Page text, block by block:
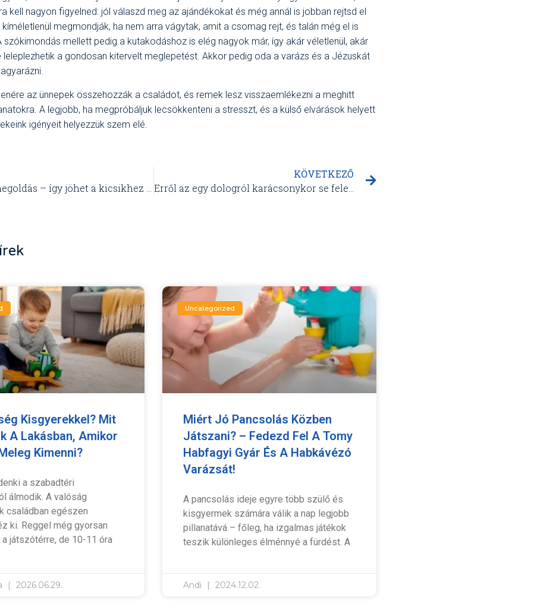
kell nagyon figyelned: jól válaszd meg az ajándékokat és még annál is jobban rejtsd el
megmondják, ha nem arra vágytak, amit a csomag rejt, és talán még el is
szókimondás mellett pedig a kutakodáshoz is elég nagyok már, így akár véletlenül, akár
leleplezhetik a gondosan kitervelt meglepetést. Akkor pedig oda a varázs és a Jézuskát
az ünnepek összehozzák a családot, és remek lesz visszaemlékezni a meghitt
A legjobb, ha megpróbáljuk lecsökkenteni a stresszt, és a külső elvárások helyett
igényeit helyezzük szem elé.
KÖVETKEZŐ
Kisgyerekkel? Mit
A Lakásban, Amikor
Kimenni?
a szabadtéri
álmodik. A valóság
családban egészen
ki. Reggel még gyorsan
játszótérre, de 10-11 óra
2026.06.29.
Uncategorized
Miért Jó Pancsolás Közben
Játszani? – Fedezd Fel A Tomy
Habfagyi Gyár És A Habkávézó
Varázsát!
A pancsolás ideje egyre több szülő és
kisgyermek számára válik a nap legjobb
pillanatává – főleg, ha izgalmas játékok
teszik különleges élménnyé a fürdést. A
Andi 2024.12.02.